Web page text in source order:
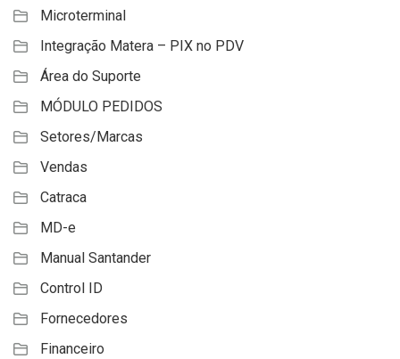
Microterminal
Integração Matera – PIX no PDV
Área do Suporte
MÓDULO PEDIDOS
Setores/Marcas
Vendas
Catraca
MD-e
Manual Santander
Control ID
Fornecedores
Financeiro